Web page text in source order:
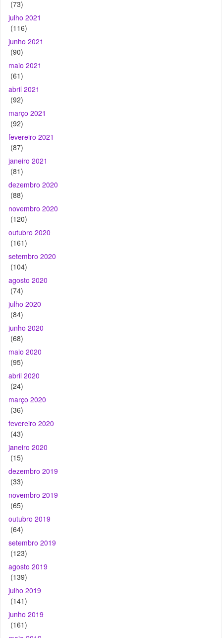
(73)
julho 2021
(116)
junho 2021
(90)
maio 2021
(61)
abril 2021
(92)
março 2021
(92)
fevereiro 2021
(87)
janeiro 2021
(81)
dezembro 2020
(88)
novembro 2020
(120)
outubro 2020
(161)
setembro 2020
(104)
agosto 2020
(74)
julho 2020
(84)
junho 2020
(68)
maio 2020
(95)
abril 2020
(24)
março 2020
(36)
fevereiro 2020
(43)
janeiro 2020
(15)
dezembro 2019
(33)
novembro 2019
(65)
outubro 2019
(64)
setembro 2019
(123)
agosto 2019
(139)
julho 2019
(141)
junho 2019
(161)